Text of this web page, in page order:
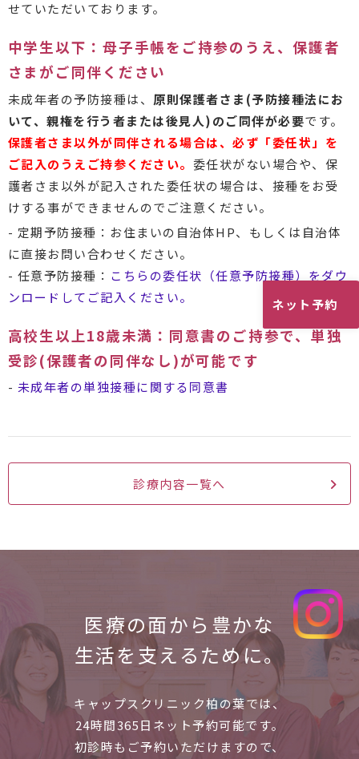
ネット予約
せていただいております。
中学生以下：母子手帳をご持参のうえ、保護者
さまがご同伴ください
未成年者の予防接種は、 原則保護者さま(予防接種法にお
いて、親権を行う者または後見人)のご同伴が必要です。
保護者さま以外が同伴される場合は、必ず「委任状」を
ご記入のうえご持参ください。 委任状がない場合や、保
護者さま以外が記入された委任状の場合は、接種をお受
けする事ができませんのでご注意ください。
- 定期予防接種：お住まいの自治体HP、もしくは自治体
に直接お問い合わせください。
- 任意予防接種： こちらの委任状（任意予防接種）をダウ
ンロードしてご記入ください。
高校生以上18歳未満：同意書のご持参で、単独
受診(保護者の同伴なし)が可能です
- 未成年者の単独接種に関する同意書
診療内容一覧へ
医療の面から 豊かな
生活を支えるために。
キャップスクリニック柏の葉では、
24時間365日ネット予約可能です。
初診時もご予約いただけますので、